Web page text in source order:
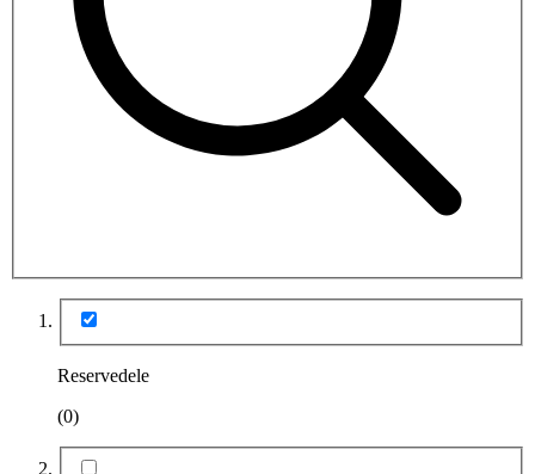
Reservedele
(0)